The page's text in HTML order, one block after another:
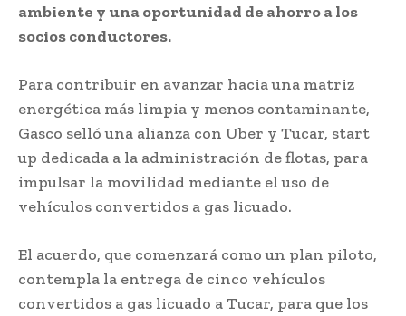
ambiente y una oportunidad de ahorro a los
socios conductores.
Para contribuir en avanzar hacia una matriz
energética más limpia y menos contaminante,
Gasco selló una alianza con Uber y Tucar, start
up dedicada a la administración de flotas, para
impulsar la movilidad mediante el uso de
vehículos convertidos a gas licuado.
El acuerdo, que comenzará como un plan piloto,
contempla la entrega de cinco vehículos
convertidos a gas licuado a Tucar, para que los